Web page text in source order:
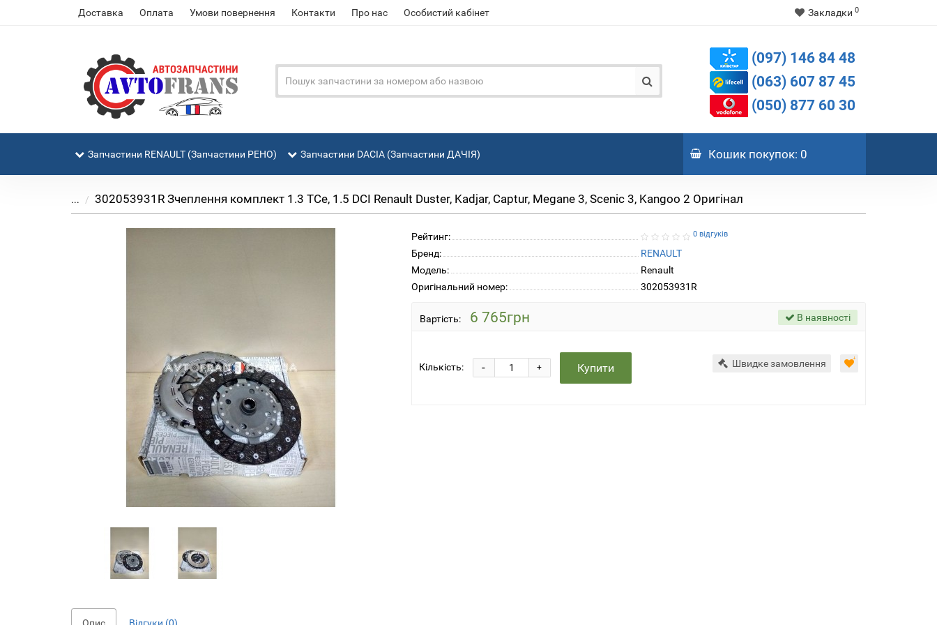
Доставка Оплата Умови повернення Контакти Про нас Особистий кабінет Закладки 0
(097) 146 84 48
(063) 607 87 45
(050) 877 60 30
Запчастини RENAULT (Запчастини РЕНО) Запчастини DACIA (Запчастини ДАЧІЯ) Кошикпокупок: 0
... 302053931R Зчеплення комплект 1.3 TCe, 1.5 DCI Renault Duster, Kadjar, Captur, Megane 3, Scenic 3, Kangoo 2 Оригінал
Рейтинг: 0 відгуків
Бренд:
RENAULT
Модель:
Renault
Оригінальний номер:
302053931R
Вартість: 6 765грн В наявності
Кількість: +
- Купити Швидке замовлення
Опис Відгуки (0)